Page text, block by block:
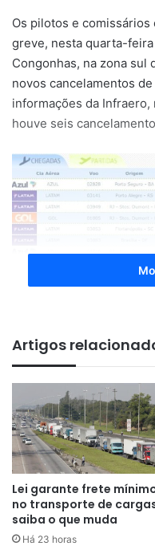
Os pilotos e
greve, nesta quarta-
Congonhas, na zona sul
novos cancelamentos
informações da
houve seis
Em Campinas, no
nem cancelamento até
No aeroporto Santos
registrados dez
São Paulo até as 10h.
uma movimentação
aeroporto no centro da
Artigos
Lei garante frete
no transporte de
saiba o que muda
Há 23 horas